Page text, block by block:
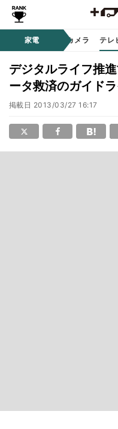
家電 カメラ テレ
デジタルライフ推
ータ救済のガイド
掲載日 2013/03/27 16:17